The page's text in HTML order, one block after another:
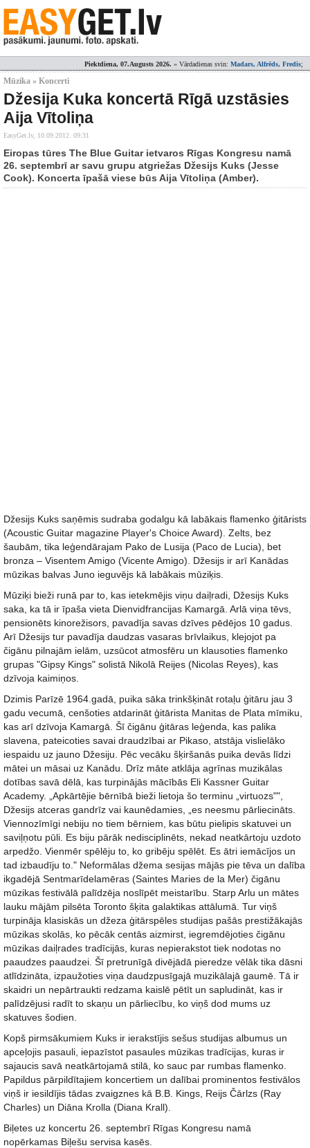
Piektdiena, 07.Augusts 2026. » Vārdadienas svin: Madars, Alfrēds, Fredis;
Mūzika » Koncerti
Džesija Kuka koncertā Rīgā uzstāsies
Aija Vītoliņa
EasyGet.lv, 10.09.2012. 09:31
Eiropas tūres The Blue Guitar ietvaros Rīgas Kongresu namā
26. septembrī ar savu grupu atgriežas Džesijs Kuks (Jesse
Cook). Koncerta īpašā viese būs Aija Vītoliņa (Amber).
Džesijs Kuks saņēmis sudraba godalgu kā labākais flamenko ģitārists
(Acoustic Guitar magazine Player's Choice Award). Zelts, bez
šaubām, tika leģendārajam Pako de Lusija (Paco de Lucia), bet
bronza – Visentem Amigo (Vicente Amigo). Džesijs ir arī Kanādas
mūzikas balvas Juno ieguvējs kā labākais mūziķis.
Mūziķi bieži runā par to, kas ietekmējis viņu daiļradi, Džesijs Kuks
saka, ka tā ir īpaša vieta Dienvidfrancijas Kamargā. Arlā viņa tēvs,
pensionēts kinorežisors, pavadīja savas dzīves pēdējos 10 gadus.
Arī Džesijs tur pavadīja daudzas vasaras brīvlaikus, klejojot pa
čigānu pilnajām ielām, uzsūcot atmosfēru un klausoties flamenko
grupas "Gipsy Kings" solistā Nikolā Reijes (Nicolas Reyes), kas
dzīvoja kaimiņos.
Dzimis Parīzē 1964.gadā, puika sāka trinkšķināt rotaļu ģitāru jau 3
gadu vecumā, cenšoties atdarināt ģitārista Manitas de Plata mīmiku,
kas arī dzīvoja Kamargā. Šī čigānu ģitāras leģenda, kas palika
slavena, pateicoties savai draudzībai ar Pikaso, atstāja vislielāko
iespaidu uz jauno Džesiju. Pēc vecāku šķiršanās puika devās līdzi
mātei un māsai uz Kanādu. Drīz māte atklāja agrīnas muzikālas
dotības savā dēlā, kas turpinājās mācībās Eli Kassner Guitar
Academy. „Apkārtējie bērnībā bieži lietoja šo terminu „virtuozs"",
Džesijs atceras gandrīz vai kaunēdamies, „es neesmu pārliecināts.
Viennozīmīgi nebiju no tiem bērniem, kas būtu pielipis skatuvei un
saviļņotu pūli. Es biju pārāk nedisciplinēts, nekad neatkārtoju uzdoto
arpedžo. Vienmēr spēlēju to, ko gribēju spēlēt. Es ātri iemācījos un
tad izbaudīju to." Neformālas džema sesijas mājās pie tēva un dalība
ikgadējā Sentmarīdelamēras (Saintes Maries de la Mer) čigānu
mūzikas festivālā palīdzēja noslīpēt meistarību. Starp Arlu un mātes
lauku mājām pilsēta Toronto šķita galaktikas attālumā. Tur viņš
turpināja klasiskās un džeza ģitārspēles studijas pašās prestižākajās
mūzikas skolās, ko pēcāk centās aizmirst, iegremdējoties čigānu
mūzikas daiļrades tradīcijās, kuras nepierakstot tiek nodotas no
paaudzes paaudzei. Šī pretrunīgā divējādā pieredze vēlāk tika dāsni
atlīdzināta, izpaužoties viņa daudzpusīgajā muzikālajā gaumē. Tā ir
skaidri un nepārtraukti redzama kaislē pētīt un sapludināt, kas ir
palīdzējusi radīt to skaņu un pārliecību, ko viņš dod mums uz
skatuves šodien.
Kopš pirmsākumiem Kuks ir ierakstījis sešus studijas albumus un
apceļojis pasauli, iepazīstot pasaules mūzikas tradīcijas, kuras ir
sajaucis savā neatkārtojamā stilā, ko sauc par rumbas flamenko.
Papildus pārpildītajiem koncertiem un dalībai prominentos festivālos
viņš ir iesildījis tādas zvaigznes kā B.B. Kings, Reijs Čārlzs (Ray
Charles) un Diāna Krolla (Diana Krall).
Biļetes uz koncertu 26. septembrī Rīgas Kongresu namā
nopērkamas Biļešu servisa kasēs.